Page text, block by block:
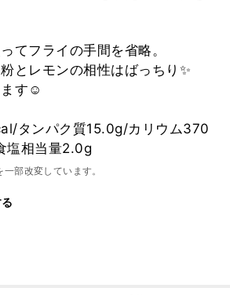
てフライの手間を省略。
とレモンの相性はばっちり✨
ます☺︎
タンパク質15.0g/カリウム370
塩相当量2.0g
部改変しています。